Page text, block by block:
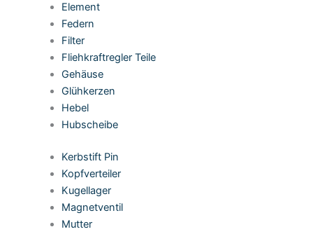
Element
Federn
Filter
Fliehkraftregler Teile
Gehäuse
Glühkerzen
Hebel
Hubscheibe
Kerbstift Pin
Kopfverteiler
Kugellager
Magnetventil
Mutter